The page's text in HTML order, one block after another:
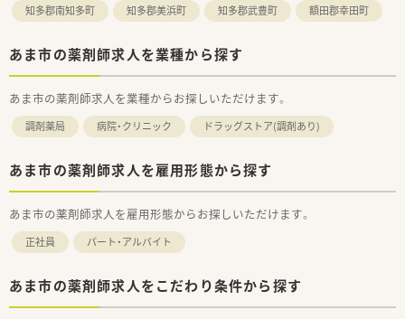
知多郡南知多町
知多郡美浜町 知多郡武豊町 額田郡幸田町
あま市の薬剤師求人を業種から探す
あま市の薬剤師求人を業種からお探しいただけます。
調剤薬局 病院・クリニック ドラッグストア(調剤あり)
あま市の薬剤師求人を雇用形態から探す
あま市の薬剤師求人を雇用形態からお探しいただけます。
正社員 パート・アルバイト
あま市の薬剤師求人をこだわり条件から探す